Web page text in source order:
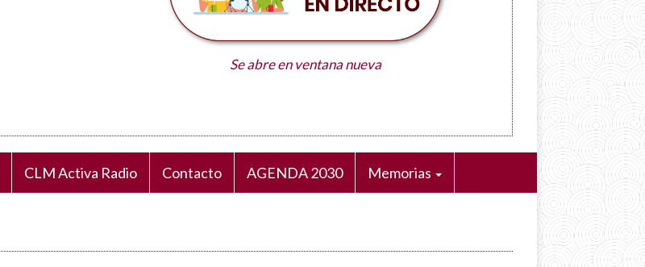
Se abre en ventana nueva
CLM Activa Radio Contacto AGENDA 2030 Memorias